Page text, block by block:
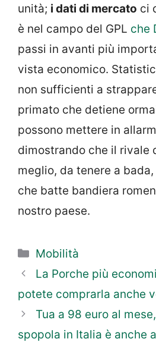
unità; i dati di mercato ci
è nel campo del GPL che
passi in avanti più
vista economico.
non sufficienti a
primato che detiene
possono mettere in
dimostrando che il rivale
meglio, da tenere a
che batte bandiera
nostro paese.
Categorie
Mobilità
La Porche più
potete comprarla anche
Tua a 98 euro al
spopola in Italia è anche